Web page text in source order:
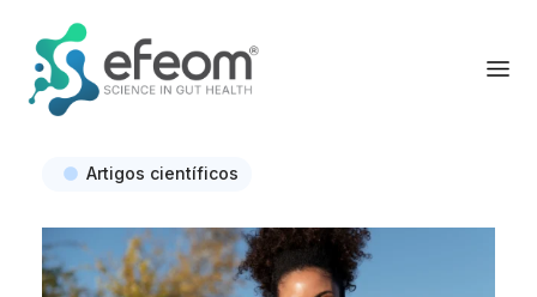
Artigos científicos